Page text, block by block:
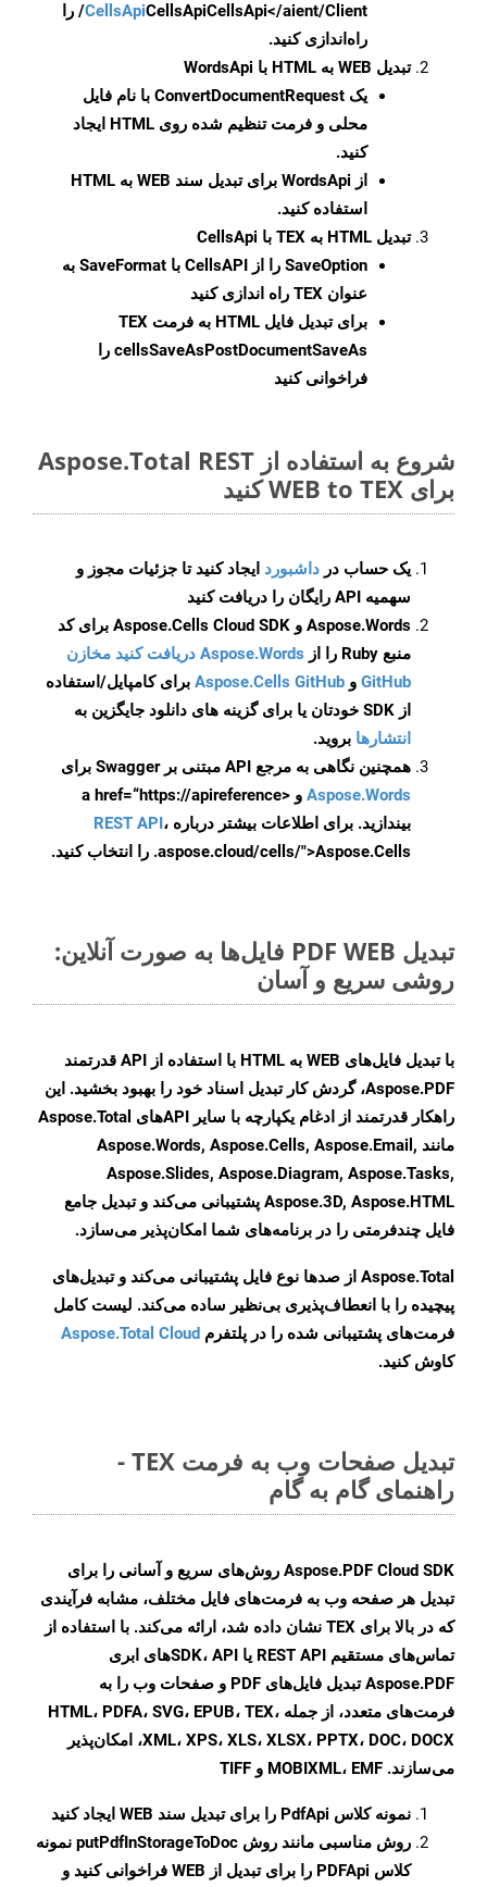
CellsApiCellsApi
CellsApi</aient/Client/ را
راه‌اندازی کنید.
تبدیل WEB به HTML با WordsApi
یک ConvertDocumentRequest با نام فایل
محلی و فرمت تنظیم شده روی HTML ایجاد
کنید.
از WordsApi برای تبدیل سند WEB به HTML
استفاده کنید.
تبدیل HTML به TEX با CellsApi
SaveOption
را از CellsAPI با SaveFormat به
عنوان TEX راه اندازی کنید
برای تبدیل فایل HTML به فرمت
TEX
cellsSaveAsPostDocumentSaveAs را
فراخوانی کنید
شروع به استفاده از Aspose.Total REST
برای WEB to TEX کنید
یک حساب در داشبورد ایجاد کنید تا جزئیات مجوز و
سهمیه API رایگان را دریافت کنید
Aspose.Words و Aspose.Cells Cloud SDK برای کد
منبع Ruby را از
Aspose.Words دریافت کنید مخازن
GitHub و Aspose.Cells GitHub برای کامپایل/استفاده
از SDK خودتان یا برای گزینه های دانلود جایگزین به
انتشارها بروید.
همچنین نگاهی به مرجع API مبتنی بر Swagger برای
Aspose.Words
و <a href=“https://apireference
بیندازید. برای اطلاعات بیشتر درباره REST API،
.aspose.cloud/cells/">Aspose.Cells را انتخاب کنید.
تبدیل PDF WEB فایل‌ها به صورت آنلاین:
روشی سریع و آسان
با تبدیل فایل‌های WEB به HTML با استفاده از API قدرتمند
Aspose.PDF، گردش کار تبدیل اسناد خود را بهبود بخشید. این
راهکار قدرتمند از ادغام یکپارچه با سایر APIهای Aspose.Total
مانند Aspose.Words, Aspose.Cells, Aspose.Email,
Aspose.Slides, Aspose.Diagram, Aspose.Tasks,
Aspose.3D, Aspose.HTML پشتیبانی می‌کند و تبدیل جامع
فایل چندفرمتی را در برنامه‌های شما امکان‌پذیر می‌سازد.
Aspose.Total از صدها نوع فایل پشتیبانی می‌کند و تبدیل‌های
پیچیده را با انعطاف‌پذیری بی‌نظیر ساده می‌کند. لیست کامل
فرمت‌های پشتیبانی شده را در پلتفرم Aspose.Total Cloud
کاوش کنید.
تبدیل صفحات وب به فرمت TEX -
راهنمای گام به گام
Aspose.PDF Cloud SDK روش‌های سریع و آسانی را برای
تبدیل هر صفحه وب به فرمت‌های فایل مختلف، مشابه فرآیندی
که در بالا برای TEX نشان داده شد، ارائه می‌کند. با استفاده از
تماس‌های مستقیم REST API یا SDK، API‌های ابری
Aspose.PDF تبدیل فایل‌های PDF و صفحات وب را به
فرمت‌های متعدد، از جمله HTML، PDFA، SVG، EPUB، TEX،
XML، XPS، XLS، XLSX، PPTX، DOC، DOCX، امکان‌پذیر
می‌سازند. MOBIXML، EMF و TIFF
نمونه کلاس PdfApi را برای تبدیل سند WEB ایجاد کنید
روش مناسبی مانند روش putPdfInStorageToDoc نمونه
کلاس PDFApi را برای تبدیل از WEB فراخوانی کنید و